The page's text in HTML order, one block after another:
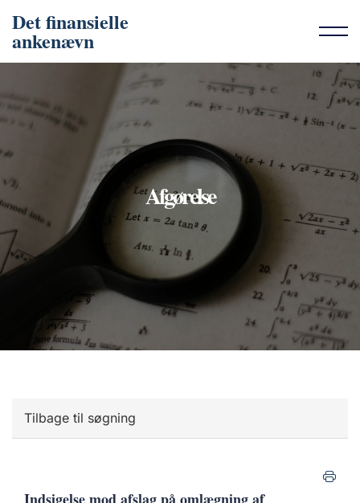
Det finansielle
ankenævn
Afgørelse
Tilbage til søgning